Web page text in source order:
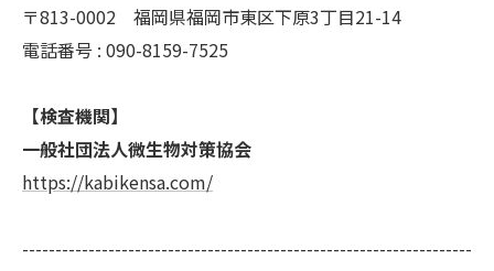
〒813-0002 福岡県福岡市東区下原3丁目21-14
電話番号 : 090-8159-7525
【検査機関】
一般社団法人微生物対策協会
https://kabikensa.com/
--------------------------------------------------------------------